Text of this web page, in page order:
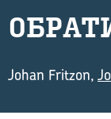
Johan Fritzon,